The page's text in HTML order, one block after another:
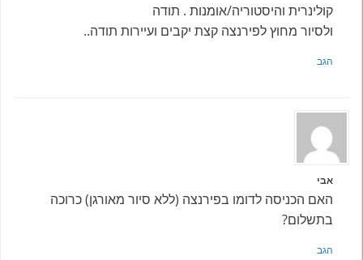
קולינרית והיסטוריה/אומנות . תודה
ולסיור מחוץ לפירנצה קצת יקבים ועיירות תודה..
הגב
אבי
האם הכניסה לדומו בפירנצה (ללא סיור מאורגן) כרוכה
בתשלום?
הגב